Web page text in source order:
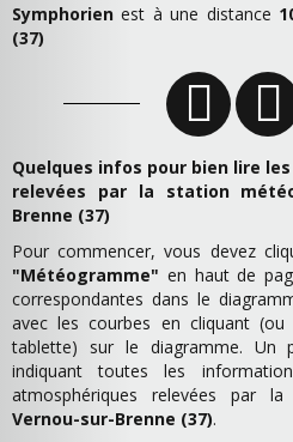
Symphorien est à une distance
(37)
Quelques infos pour bien lire
relevées par la station
Brenne (37)
Pour commencer, vous devez
"Météogramme" en haut de
correspondantes dans le
avec les courbes en cliquant
tablette) sur le diagramme. Un
indiquant toutes les
atmosphériques relevées par
Vernou-sur-Brenne (37).